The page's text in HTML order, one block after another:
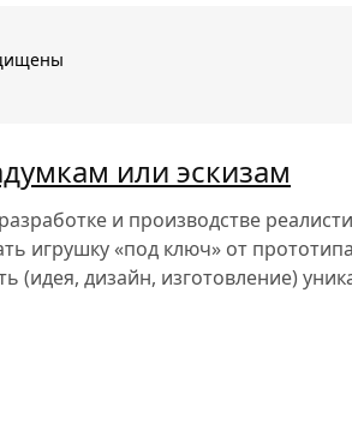
или эскизам
и производстве
игрушку «под ключ» от
(идея, дизайн, изготовление)